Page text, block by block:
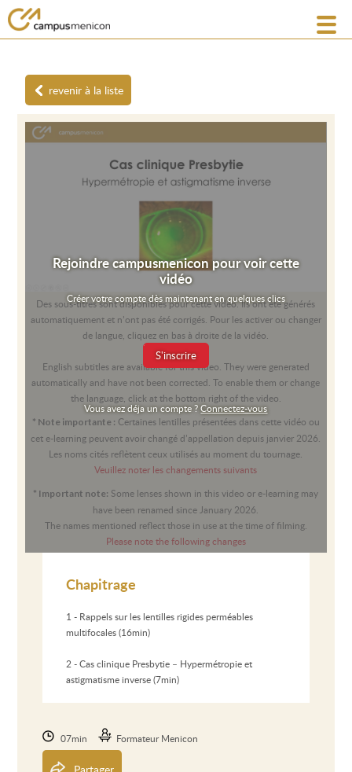
revenir à la liste
Rejoindre campusmenicon pour voir cette
vidéo
Créer votre compte dès maintenant en quelques clics
S'inscrire
Vous avez déja un compte ?Connectez-vous
Des sous-titres sont disponibles pour cette vidéo. Ils ont été générés
automatiquement et n’ont pas été corrigés. Pour les activer ou changer
de langue, cliquez en bas à droite de la vidéo.
English subtitles are available for this video. They were generated
automatically and have not been corrected. To enable them or change
the language, click at the bottom right of the video.
* Note importante : Certaines lentilles présentées dans cette vidéo ou
cet e-learning peuvent avoir changé d’appellation depuis janvier 2026.
Les noms cités reflètent ceux utilisés au moment du tournage.
Veuillez noter les changements suivants
* Important note: Some lenses shown in this video or e-learning may
have been renamed since January 2026.
The names mentioned reflect those in use at the time of filming.
Please note the following changes
Chapitrage
1 - Rappels sur les lentilles rigides perméables
multifocales (16min)
2 - Cas clinique Presbytie – Hypermétropie et
astigmatisme inverse (7min)
07min Formateur Menicon
Partager